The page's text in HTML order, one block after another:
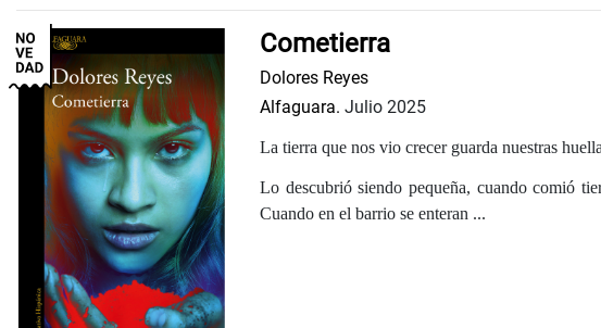
Cometierra
Dolores Reyes
Alfaguara. Julio 2025
La tierra que nos vio crecer guarda nuestras
Lo descubrió siendo pequeña, cuando comió
Cuando en el barrio se enteran ...